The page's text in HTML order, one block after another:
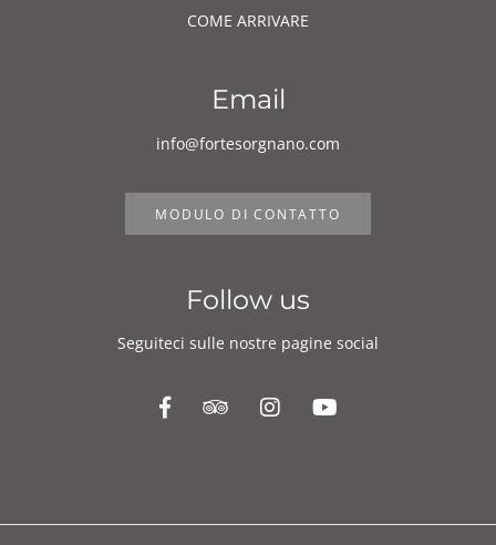
COME ARRIVARE
Email
info@fortesorgnano.com
MODULO DI CONTATTO
Follow us
Seguiteci sulle nostre pagine social